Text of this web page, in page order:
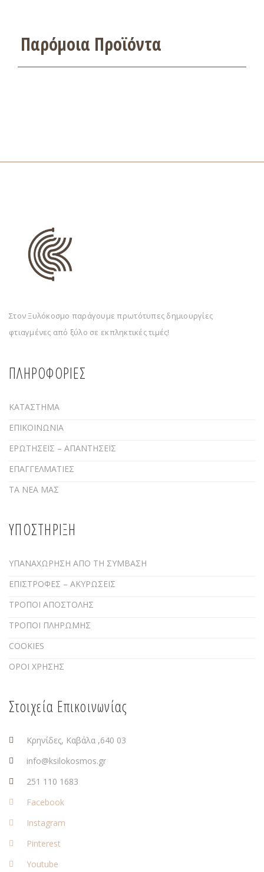
Παρόμοια Προϊόντα
Στον Ξυλόκοσμο παράγουμε πρωτότυπες δημιουργίες
φτιαγμένες από ξύλο σε εκπληκτικές τιμές!
ΠΛΗΡΟΦΟΡΙΕΣ
ΚΑΤΑΣΤΗΜΑ
ΕΠΙΚΟΙΝΩΝΙΑ
ΕΡΩΤΗΣΕΙΣ – ΑΠΑΝΤΗΣΕΙΣ
ΕΠΑΓΓΕΛΜΑΤΙΕΣ
ΤΑ ΝΕΑ ΜΑΣ
ΥΠΟΣΤΗΡΙΞΗ
ΥΠΑΝΑΧΩΡΗΣΗ ΑΠΟ ΤΗ ΣΥΜΒΑΣΗ
ΕΠΙΣΤΡΟΦΕΣ – ΑΚΥΡΩΣΕΙΣ
ΤΡΟΠΟΙ ΑΠΟΣΤΟΛΗΣ
ΤΡΟΠΟΙ ΠΛΗΡΩΜΗΣ
COOKIES
ΟΡΟΙ ΧΡΗΣΗΣ
Στοιχεία Επικοινωνίας
Κρηνίδες, Καβάλα ,640 03
info@ksilokosmos.gr
251 110 1683
Facebook
Instagram
Pinterest
Youtube